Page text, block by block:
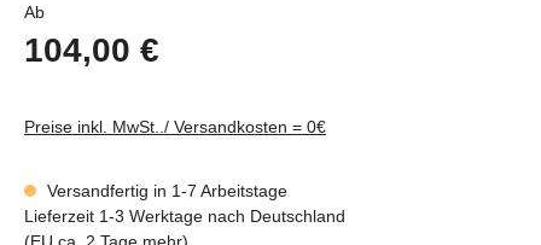
AbRegulärer Preis:
104,00 €
Preise inkl. MwSt../ Versandkosten = 0€
Versandfertig in 1-7 Arbeitstage
Lieferzeit 1-3 Werktage nach Deutschland